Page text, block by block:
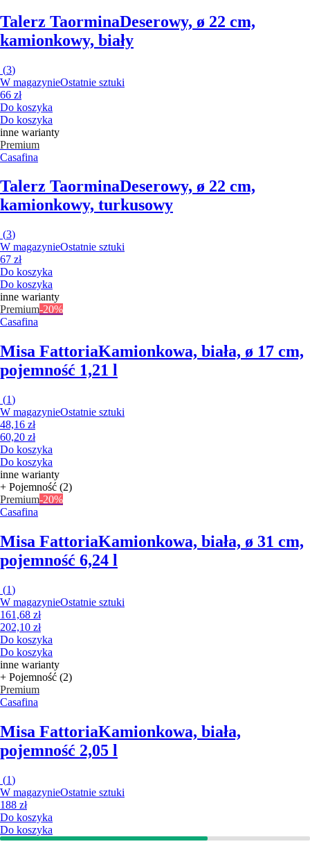
Talerz TaorminaDeserowy, ø 22 cm,
kamionkowy, biały
(3)
W magazynieOstatnie sztuki
66 zł
Do koszyka
Do koszyka
inne warianty
Premium
Casafina
Talerz TaorminaDeserowy, ø 22 cm,
kamionkowy, turkusowy
(3)
W magazynieOstatnie sztuki
67 zł
Do koszyka
Do koszyka
inne warianty
Premium-20%
Casafina
Misa FattoriaKamionkowa, biała, ø 17 cm,
pojemność 1,21 l
(1)
W magazynieOstatnie sztuki
48,16 zł
60,20 zł
Do koszyka
Do koszyka
inne warianty
+ Pojemność (2)
Premium-20%
Casafina
Misa FattoriaKamionkowa, biała, ø 31 cm,
pojemność 6,24 l
(1)
W magazynieOstatnie sztuki
161,68 zł
202,10 zł
Do koszyka
Do koszyka
inne warianty
+ Pojemność (2)
Premium
Casafina
Misa FattoriaKamionkowa, biała,
pojemność 2,05 l
(1)
W magazynieOstatnie sztuki
188 zł
Do koszyka
Do koszyka